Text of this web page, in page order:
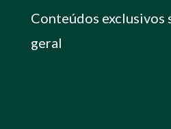
Conteúdos exclusivos
geral